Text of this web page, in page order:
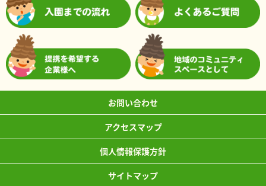
お問い合わせ
アクセスマップ
個人情報保護方針
サイトマップ